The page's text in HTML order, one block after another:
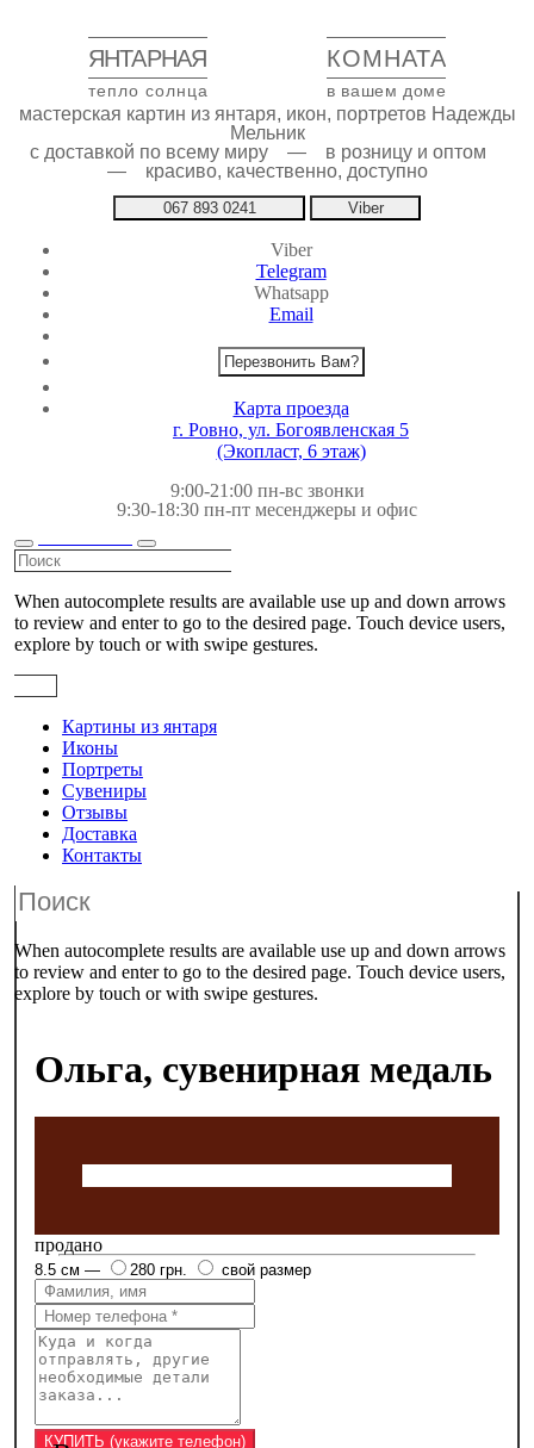
ЯНТАРНАЯ КОМНАТА
тепло солнца в вашем доме
мастерская картин из янтаря, икон, портретов Надежды
Мельник
с доставкой по всему миру — в розницу и оптом
— красиво, качественно, доступно
067 893 0241 Viber
Viber
Telegram
Whatsapp
Email
Перезвонить Вам?
Карта проезда
г. Ровно, ул. Богоявленская 5
(Экопласт, 6 этаж)
9:00-21:00 пн-вс звонки
9:30-18:30 пн-пт месенджеры и офис
When autocomplete results are available use up and down arrows
to review and enter to go to the desired page. Touch device users,
explore by touch or with swipe gestures.
Картины из янтаря
Иконы
Портреты
Сувениры
Отзывы
Доставка
Контакты
When autocomplete results are available use up and down arrows
to review and enter to go to the desired page. Touch device users,
explore by touch or with swipe gestures.
Ольга, сувенирная медаль
продано
8.5 см — 280 грн. свой размер